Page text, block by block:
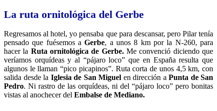
La ruta ornitológica del Gerbe
Regresamos al hotel, yo pensaba que para descansar, pero Pilar tenía
pensado que fuésemos aGerbe, a unos 8 km por la N-260, para
hacer la Ruta ornitológica de Gerbe.Me convenció diciendo que
veríamos orquídeas y al “pájaro loco” que en España resulta que
algunos le llaman “pico picapinos”. Ruta corta de unos 4,5 km, con
salida desde la Iglesia de San Miguel en dirección a Punta de San
Pedro. Ni rastro de las orquídeas, ni del “pájaro loco” pero bonitas
vistas al anochecer del Embalse de Mediano.